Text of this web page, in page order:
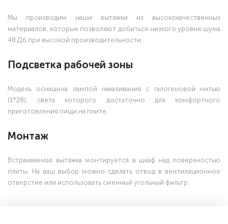
Мы производим наши вытяжки из высококачественных
материалов, которые позволяют добиться низкого уровня шума
48 Дб при высокой производительности.
Подсветка рабочей зоны
Модель оснащена лампой накаливания с галогеновой нитью
(1*28), света которого достаточно для комфортного
приготовления пищи на плите.
Монтаж
Встраиваемая вытяжка монтируется в шкаф над поверхностью
плиты. На ваш выбор можно сделать отвод в вентиляционное
отверстие или использовать сменный угольный фильтр.